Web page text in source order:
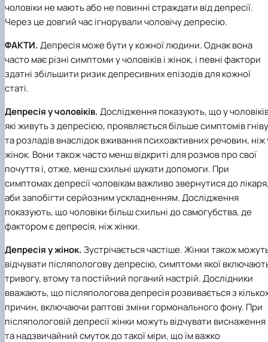
чоловіки не мають або не повинні страждати від депресії.
Через це довгий час ігнорували чоловічу депресію.
ФАКТИ.Депресія може бути у кожної людини. Однак вона
часто має різні симптоми у чоловіків і жінок, і певні фактори
здатні збільшити ризик депресивних епізодів для кожної
статі.
Депресія у чоловіків.Дослідження показують, що у
які живуть з депресією, проявляється більше симптомів гніву
та розладів внаслідок вживання психоактивних речовин, ніж
жінок. Вони також часто менш відкриті для розмов про свої
почуття і, отже, менш схильні шукати допомоги. При
симптомах депресії чоловікам важливо звернутися до
аби запобігти серйозним ускладненням. Дослідження
показують, що чоловіки більш схильні до самогубства, де
фактором є депресія, ніж жінки.
Депресія у жінок.Зустрічається частіше. Жінки також
відчувати післяпологову депресію, симптоми якої
тривогу, втому та постійний поганий настрій. Дослідники
вважають, що післяпологова депресія розвивається з
причин, включаючи раптові зміни гормонального фону. При
післяпологовій депресії жінки можуть відчувати виснаження
та надзвичайний смуток до такої міри, що їм важко